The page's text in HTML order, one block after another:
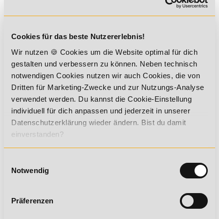
Cookies für das beste Nutzererlebnis!
Wir nutzen 🍪 Cookies um die Website optimal für dich
gestalten und verbessern zu können. Neben technisch
notwendigen Cookies nutzen wir auch Cookies, die von
Dritten für Marketing-Zwecke und zur Nutzungs-Analyse
verwendet werden. Du kannst die Cookie-Einstellung
individuell für dich anpassen und jederzeit in unserer
Datenschutzerklärung wieder ändern. Bist du damit
einverstanden?
Notwendig
Präferenzen
im Online Campus austauschen und gegenseitig helfen
Lernstoff umsetzen könnt. Man kann beispielsweise
mögliche Fragen auf Karteikarten notieren und sich
abfragen lassen – für die Old School Lerner auf echten
Karteikärtchen, für Digitalbevorzugende per Karteikarten-
App.
Die goldene Regel hat sich seit eurer Schulzeit allerdings
nicht geändert, denn mehrfaches Wiederholen ist und bleibt
das A und O des Lernens, also wiederholt, wiederholt,
wiederholt…
3. Arbeitsplatz und Arbeitsklima
können, solltet ihr einen guten, konzentrationsfähigen